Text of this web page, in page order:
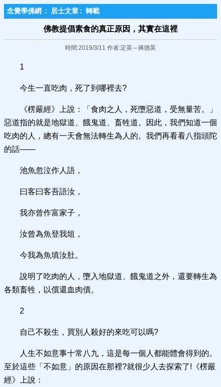
念覺學佛網 : 居士文章 : 轉載
佛教提倡素食的真正原因，其實在這裡​
時間:2019/3/11 作者:定英～蔣德英
1
今生一直吃肉，死了到哪裡去?
《楞嚴經》上說：「食肉之人，死墮惡道，受無量苦。」
惡道指的就是地獄道、餓鬼道、畜牲道。因此，我們知道一個
吃肉的人，總有一天會無法轉生為人的。我們再看看八指頭陀
的話——
池魚忽泣作人語，
曰客曰客吾語汝，
我亦曾作富家子，
汝曾為魚登我俎，
今我為魚填汝肚。
說明了吃肉的人，墮入地獄道、餓鬼道之外，還要轉生為
各類畜牲，以償還血肉債。
2
自己不殺生，買別人殺好的來吃可以嗎?
人生不如意事十常八九，這是每一個人都能體會得到的。
至於這些「不如意」的原因在那裡?就很少人去探索了!《楞嚴
經》上說：